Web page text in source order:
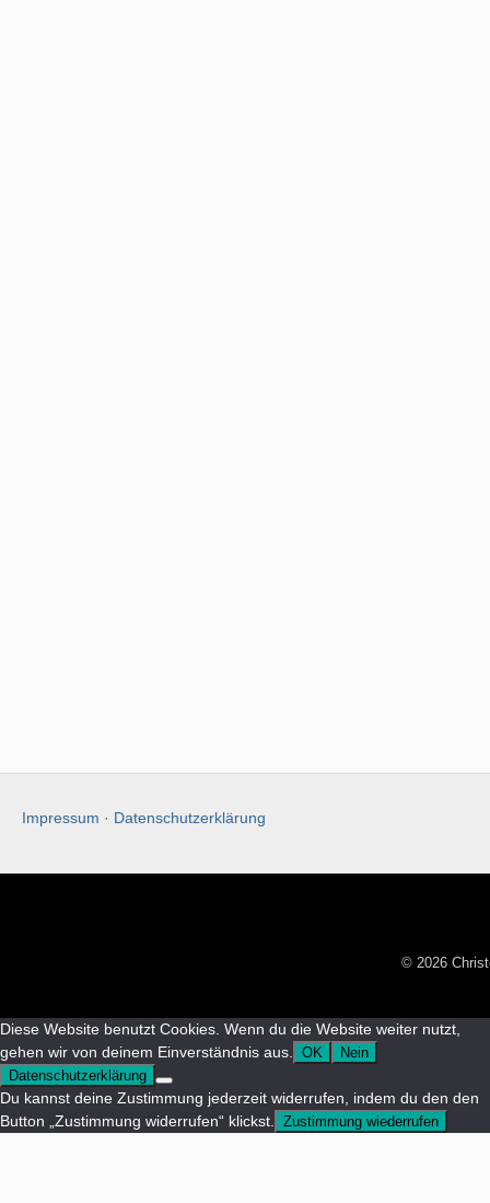
Impressum · Datenschutzerklärung
© 2026
Diese Website benutzt Cookies. Wenn du die Website weiter nutzt,
gehen wir von deinem Einverständnis aus.
OK
Nein
Datenschutzerklärung
Du kannst deine Zustimmung jederzeit widerrufen, indem du den den
Button „Zustimmung widerrufen“ klickst.
Zustimmung wiederrufen